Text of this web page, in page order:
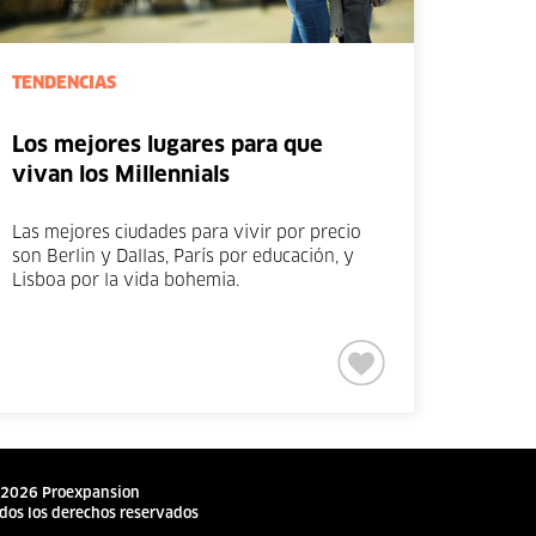
TENDENCIAS
Los mejores lugares para que
vivan los Millennials
Las mejores ciudades para vivir por precio
son Berlin y Dallas, París por educación, y
Lisboa por la vida bohemia.
Proexpansion
los derechos reservados